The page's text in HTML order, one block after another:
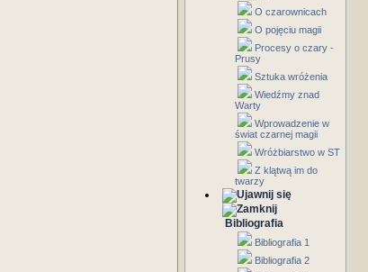
O czarownicach
O pojęciu magii
Procesy o czary -
Prusy
Sztuka wróżenia
Wiedźmy znad
Warty
Wprowadzenie w
świat czarnej magii
Wróżbiarstwo w ST
Z klątwą im do
twarzy
Bibliografia
Bibliografia 1
Bibliografia 2